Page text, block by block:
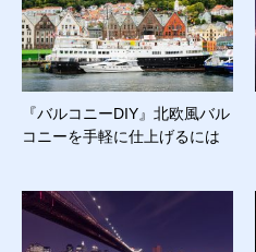
『バルコニーDIY』北欧風バル
コニーを手軽に仕上げるには